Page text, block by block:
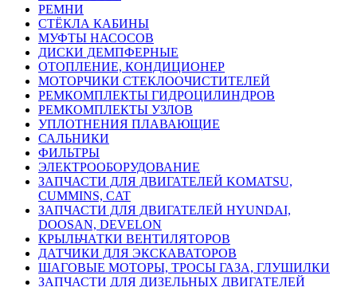
РЕМНИ
СТЁКЛА КАБИНЫ
МУФТЫ НАСОСОВ
ДИСКИ ДЕМПФЕРНЫЕ
ОТОПЛЕНИЕ, КОНДИЦИОНЕР
МОТОРЧИКИ СТЕКЛООЧИСТИТЕЛЕЙ
РЕМКОМПЛЕКТЫ ГИДРОЦИЛИНДРОВ
РЕМКОМПЛЕКТЫ УЗЛОВ
УПЛОТНЕНИЯ ПЛАВАЮЩИЕ
САЛЬНИКИ
ФИЛЬТРЫ
ЭЛЕКТРООБОРУДОВАНИЕ
ЗАПЧАСТИ ДЛЯ ДВИГАТЕЛЕЙ KOMATSU,
CUMMINS, CAT
ЗАПЧАСТИ ДЛЯ ДВИГАТЕЛЕЙ HYUNDAI,
DOOSAN, DEVELON
КРЫЛЬЧАТКИ ВЕНТИЛЯТОРОВ
ДАТЧИКИ ДЛЯ ЭКСКАВАТОРОВ
ШАГОВЫЕ МОТОРЫ, ТРОСЫ ГАЗА, ГЛУШИЛКИ
ЗАПЧАСТИ ДЛЯ ДИЗЕЛЬНЫХ ДВИГАТЕЛЕЙ